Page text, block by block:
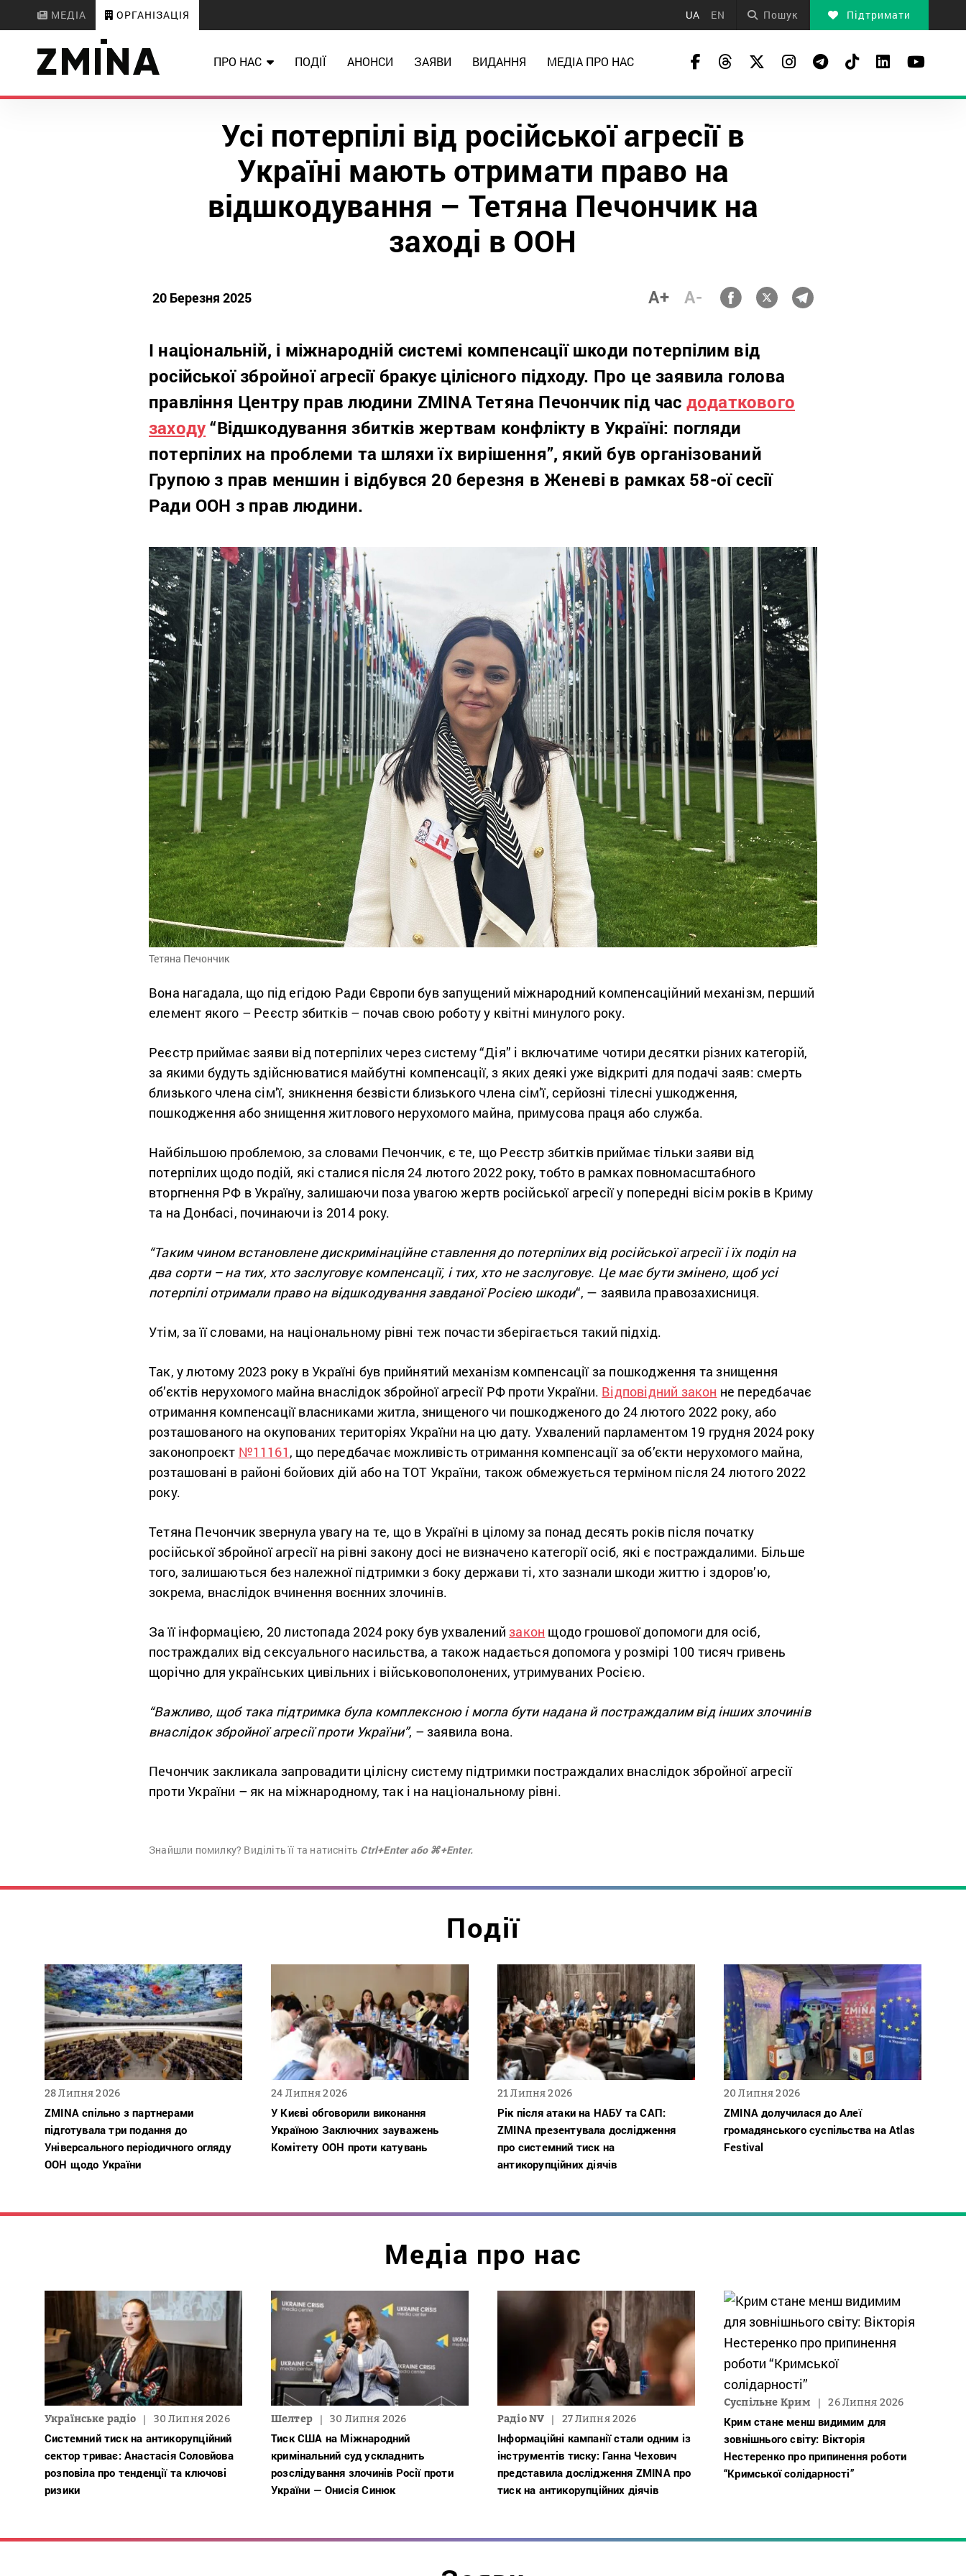
МЕДІА ОРГАНІЗАЦІЯ UA EN Пошук Підтримати
ПРО НАС ПОДІЇ АНОНСИ ЗАЯВИ ВИДАННЯ МЕДІА ПРО НАС
Усі потерпілі від російської агресії в
Україні мають отримати право на
відшкодування – Тетяна Печончик на
заході в ООН
20 Березня 2025 A+ A-
І національній, і міжнародній системі компенсації шкоди потерпілим від
російської збройної агресії бракує цілісного підходу. Про це заявила голова
правління Центру прав людини ZMINA Тетяна Печончик під час додаткового
заходу“Відшкодування збитків жертвам конфлікту в Україні: погляди
потерпілих на проблеми та шляхи їх вирішення”, який був організований
Групою з прав меншин і відбувся 20 березня в Женеві в рамках 58-ої сесії
Ради ООН з прав людини.
Тетяна Печончик
Вона нагадала, що під егідою Ради Європи був запущений міжнародний компенсаційний механізм, перший
елемент якого – Реєстр збитків – почав свою роботу у квітні минулого року.
Реєстр приймає заяви від потерпілих через систему “Дія” і включатиме чотири десятки різних категорій,
за якими будуть здійснюватися майбутні компенсації, з яких деякі уже відкриті для подачі заяв: смерть
близького члена сім’ї, зникнення безвісти близького члена сім’ї, серйозні тілесні ушкодження,
пошкодження або знищення житлового нерухомого майна, примусова праця або служба.
Найбільшою проблемою, за словами Печончик, є те, що Реєстр збитків приймає тільки заяви від
потерпілих щодо подій, які сталися після 24 лютого 2022 року, тобто в рамках повномасштабного
вторгнення РФ в Україну, залишаючи поза увагою жертв російської агресії у попередні вісім років в Криму
та на Донбасі, починаючи із 2014 року.
“Таким чином встановлене дискримінаційне ставлення до потерпілих від російської агресії і їх поділ на
два сорти – на тих, хто заслуговує компенсації, і тих, хто не заслуговує. Це має бути змінено, щоб усі
потерпілі отримали право на відшкодування завданої Росією шкоди“, — заявила правозахисниця.
Утім, за її словами, на національному рівні теж почасти зберігається такий підхід.
Так, у лютому 2023 року в Україні був прийнятий механізм компенсації за пошкодження та знищення
об’єктів нерухомого майна внаслідок збройної агресії РФ проти України. Відповідний закон не передбачає
отримання компенсації власниками житла, знищеного чи пошкодженого до 24 лютого 2022 року, або
розташованого на окупованих територіях України на цю дату. Ухвалений парламентом 19 грудня 2024 року
законопроєкт №11161 , що передбачає можливість отримання компенсації за об’єкти нерухомого майна,
розташовані в районі бойових дій або на ТОТ України, також обмежується терміном після 24 лютого 2022
року.
Тетяна Печончик звернула увагу на те, що в Україні в цілому за понад десять років після початку
російської збройної агресії на рівні закону досі не визначено категорії осіб, які є постраждалими. Більше
того, залишаються без належної підтримки з боку держави ті, хто зазнали шкоди життю і здоров’ю,
зокрема, внаслідок вчинення воєнних злочинів.
За її інформацією, 20 листопада 2024 року був ухваленийзакон щодо грошової допомоги для осіб,
постраждалих від сексуального насильства, а також надається допомога у розмірі 100 тисяч гривень
щорічно для українських цивільних і військовополонених, утримуваних Росією.
“Важливо, щоб така підтримка була комплексною і могла бути надана й постраждалим від інших злочинів
внаслідок збройної агресії проти України”, – заявила вона.
Печончик закликала запровадити цілісну систему підтримки постраждалих внаслідок збройної агресії
проти України – як на міжнародному, так і на національному рівні.
Знайшли помилку? Виділіть її та натисніть Ctrl+Enter або ⌘+Enter.
Події
28 Липня 2026
ZMINA спільно з партнерами
підготувала три подання до
Універсального періодичного огляду
ООН щодо України
24 Липня 2026
У Києві обговорили виконання
Україною Заключних зауважень
Комітету ООН проти катувань
21 Липня 2026
Рік після атаки на НАБУ та САП:
ZMINA презентувала дослідження
про системний тиск на
антикорупційних діячів
20 Липня 2026
ZMINA долучилася до Алеї
громадянського суспільства на Atlas
Festival
Медіа про нас
Українське радіо 30 Липня 2026
Системний тиск на антикорупційний
сектор триває: Анастасія Соловйова
розповіла про тенденції та ключові
ризики
Шелтер 30 Липня 2026
Тиск США на Міжнародний
кримінальний суд ускладнить
розслідування злочинів Росії проти
України — Онисія Синюк
Радіо NV 27 Липня 2026
Інформаційні кампанії стали одним із
інструментів тиску: Ганна Чехович
представила дослідження ZMINA про
тиск на антикорупційних діячів
Суспільне Крим 26 Липня 2026
Крим стане менш видимим для
зовнішнього світу: Вікторія
Нестеренко про припинення роботи
“Кримської солідарності”